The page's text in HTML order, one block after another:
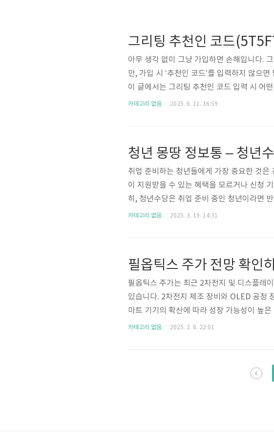
아무 생각 없이 그냥 가입하면 손해입니다.
만, 가입 시 ‘추천인 코드’를 입력하지 않으
이 글에서는 그리팅 추천인 코드 입력 시 어
을 수 있는지를 모두 알려드릴게요. 추천인
후에는 입력할..
카테고리 없음 2025. 6. 11. 16:59
취업 준비하는 청년들에게 가장 중요한 것
이 지원받을 수 있는 혜택을 모르거나 신청
히, 청년수당은 취업 준비 중인 청년이라면
년몽땅정보통 바로가기 ▶ 1. 청년 몽땅 정보
청해야 하는 이유!청년수당이란?청년..
카테고리 없음 2025. 3. 19. 14:31
필옵틱스 주가 전망 확인
필옵틱스 주가는 최근 2차전지 및 디스플레
있습니다. 2차전지 제조 장비와 OLED 공정
마트 기기의 확산에 따라 성장 가능성이 높
스 주가의 최근 흐름과 상승·하락 요인, 향후
주 최고가 근처까지 상승하는 흐름을 나타
것과 달리, 필옵틱스는 OLED와 전기차 배터..
카테고리 없음 2025. 2. 8. 22:01